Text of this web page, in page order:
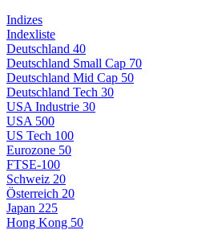
Indizes
Indexliste
Deutschland 40
Deutschland Small Cap 70
Deutschland Mid Cap 50
Deutschland Tech 30
USA Industrie 30
USA 500
US Tech 100
Eurozone 50
FTSE-100
Schweiz 20
Österreich 20
Japan 225
Hong Kong 50